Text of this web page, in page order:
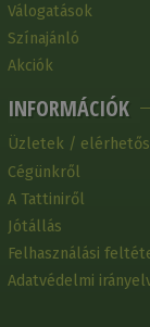
Válogatások
Színajánló
Akciók
INFORMÁCIÓK
Üzletek /
Cégünkről
A Tattiniről
Jótállás
Felhasználási
Adatvédelmi